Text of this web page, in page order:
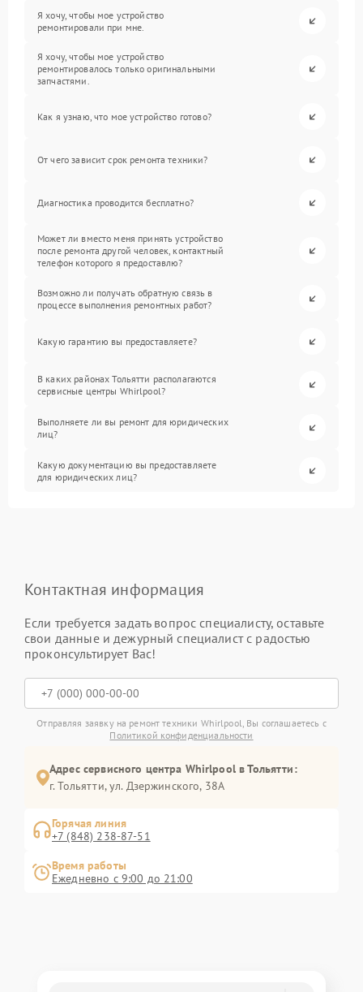
Я хочу, чтобы мое устройство
ремонтировали при мне.
Я хочу, чтобы мое устройство
ремонтировалось только оригинальными
запчастями.
Как я узнаю, что мое устройство готово?
От чего зависит срок ремонта техники?
Диагностика проводится бесплатно?
Может ли вместо меня принять устройство
после ремонта другой человек, контактный
телефон которого я предоставлю?
Возможно ли получать обратную связь в
процессе выполнения ремонтных работ?
Какую гарантию вы предоставляете?
В каких районах Тольятти располагаются
сервисные центры Whirlpool?
Выполняете ли вы ремонт для юридических
лиц?
Какую документацию вы предоставляете
для юридических лиц?
Контактная информация
Если требуется задать вопрос специалисту, оставьте
свои данные и дежурный специалист с радостью
проконсультирует Вас!
Отправляя заявку на ремонт техники Whirlpool, Вы соглашаетесь с
Политикой конфиденциальности
Адрес сервисного центра Whirlpool в Тольятти:
г. Тольятти, ул. Дзержинского, 38А
Горячая линия
+7 (848) 238-87-51
Время работы
Ежедневно с 9:00 до 21:00